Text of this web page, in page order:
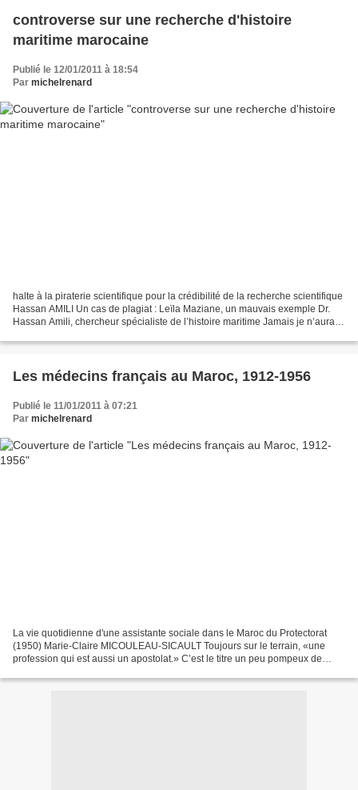
controverse sur une recherche d'histoire
maritime marocaine
Publié le 12/01/2011 à 18:54
Par michelrenard
halte à la piraterie scientifique pour la crédibilité de la recherche scientifique
Hassan AMILI Un cas de plagiat : Leïla Maziane, un mauvais exemple Dr.
Hassan Amili, chercheur spécialiste de l’histoire maritime Jamais je n’aurai
Les médecins français au Maroc, 1912-1956
Publié le 11/01/2011 à 07:21
Par michelrenard
La vie quotidienne d'une assistante sociale dans le Maroc du Protectorat
(1950) Marie-Claire MICOULEAU-SICAULT Toujours sur le terrain, «une
profession qui est aussi un apostolat.» C’est le titre un peu pompeux de